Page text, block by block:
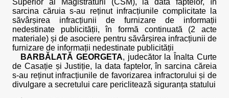
Superior al Magistraturii (CSM), la data faptelor, în
sarcina căruia s-au reținut infracțiunile complicitate la
săvârșirea infracțiunii de furnizare de informații
nedestinate publicității, în formă continuată (2 acte
materiale) și de asociere pentru săvârșirea infracțiunii de
furnizare de informații nedestinate publicității
BARBĂLATĂ GEORGETA, judecător la Înalta Curte
de Casație și Justiție, la data faptelor, în sarcina căreia
s-au reținut infracțiunile de favorizarea infractorului și de
divulgare a secretului care periclitează siguranța statului